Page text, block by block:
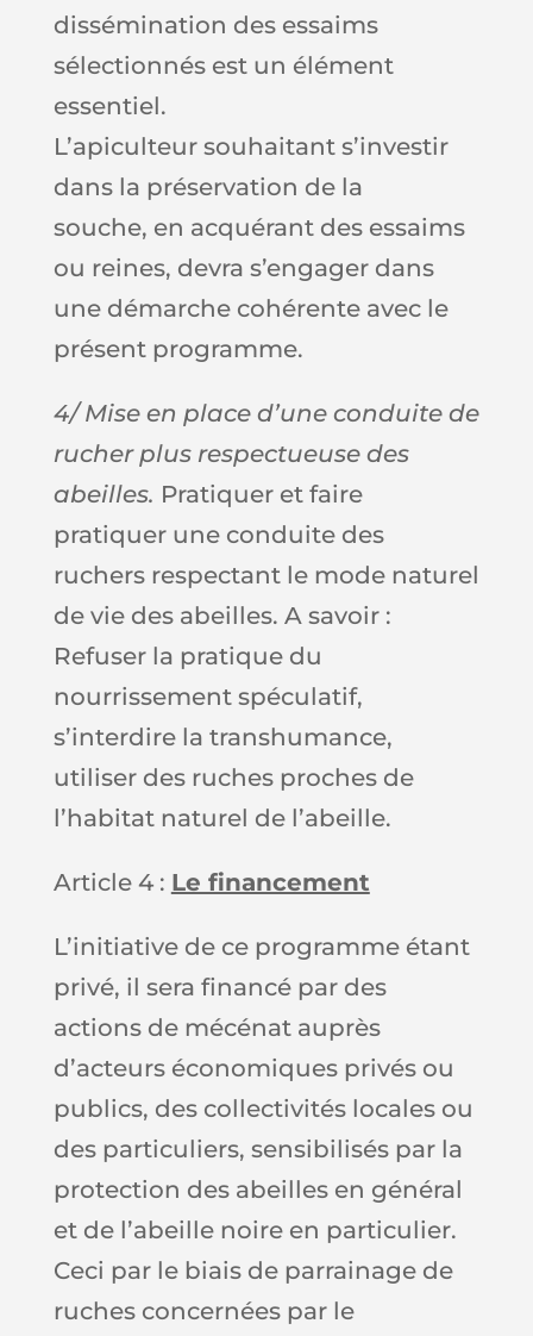
dissémination des essaims
sélectionnés est un élément
essentiel.
L’apiculteur souhaitant s’investir
dans la préservation de la
souche, en acquérant des essaims
ou reines, devra s’engager dans
une démarche cohérente avec le
présent programme.
4/ Mise en place d’une conduite de
rucher plus respectueuse des
abeilles. Pratiquer et faire
pratiquer une conduite des
ruchers respectant le mode naturel
de vie des abeilles. A savoir :
Refuser la pratique du
nourrissement spéculatif,
s’interdire la transhumance,
utiliser des ruches proches de
l’habitat naturel de l’abeille.
Article 4 : Le financement
L’initiative de ce programme étant
privé, il sera financé par des
actions de mécénat auprès
d’acteurs économiques privés ou
publics, des collectivités locales ou
des particuliers, sensibilisés par la
protection des abeilles en général
et de l’abeille noire en particulier.
Ceci par le biais de parrainage de
ruches concernées par le